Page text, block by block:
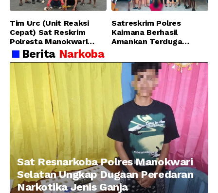
Tim Urc (Unit Reaksi
Cepat) Sat Reskrim
Polresta Manokwari
Berhasil Tangkap 2
Pelaku Pengeroyokan di
Taman Ria kab.
Manokwari
Satreskrim Polres
Kaimana Berhasil
Amankan Terduga
Tajam
Berita Narkoba
Sat Resnarkoba Polres Manokwari
Selatan Ungkap Dugaan Peredaran
Narkotika Jenis Ganja